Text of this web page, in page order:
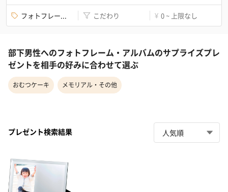
フォトフレー... こだわり ¥ 0 ~ 上限なし
部下男性へのフォトフレーム・アルバムのサプライズプレ
ゼントを相手の好みに合わせて選ぶ
おむつケーキ メモリアル・その他
プレゼント検索結果